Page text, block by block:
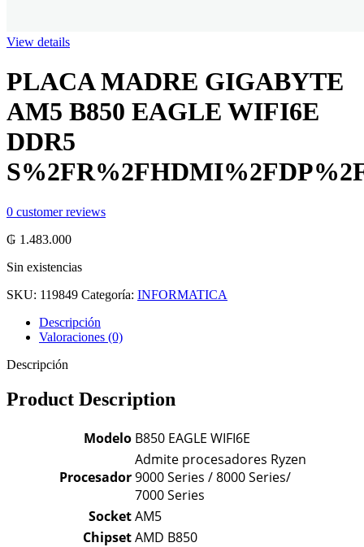
View details
PLACA MADRE GIGABYTE
AM5 B850 EAGLE WIFI6E
DDR5
0 customer reviews
₲ 1.483.000
Sin existencias
SKU: 119849 Categoría: INFORMATICA
Descripción
Valoraciones (0)
Descripción
Product Description
Modelo B850 EAGLE WIFI6E
Procesador
Admite procesadores Ryzen
9000 Series / 8000 Series/
7000 Series
Socket AM5
Chipset AMD B850